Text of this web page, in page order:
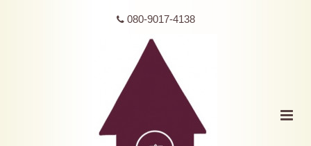
080-9017-4138